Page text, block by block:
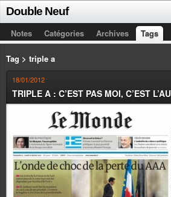
Double Neuf
Notes Catégories Archives Tags
Tag > triple a
18/01/2012
TRIPLE A : C’EST PAS MOI, C’EST